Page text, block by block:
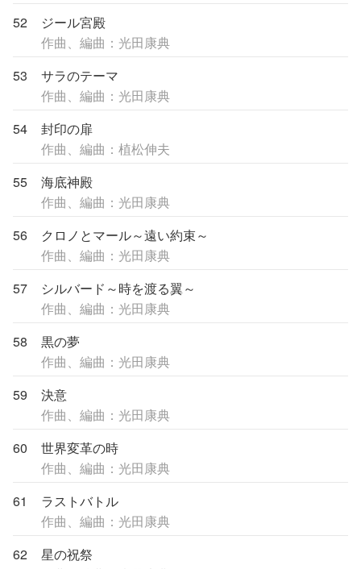
52
ジール宮殿
作曲、編曲：光田康典
53
サラのテーマ
作曲、編曲：光田康典
54
封印の扉
作曲、編曲：植松伸夫
55
海底神殿
作曲、編曲：光田康典
56
クロノとマール～遠い約束～
作曲、編曲：光田康典
57
シルバード～時を渡る翼～
作曲、編曲：光田康典
58
黒の夢
作曲、編曲：光田康典
59
決意
作曲、編曲：光田康典
60
世界変革の時
作曲、編曲：光田康典
61
ラストバトル
作曲、編曲：光田康典
62
星の祝祭